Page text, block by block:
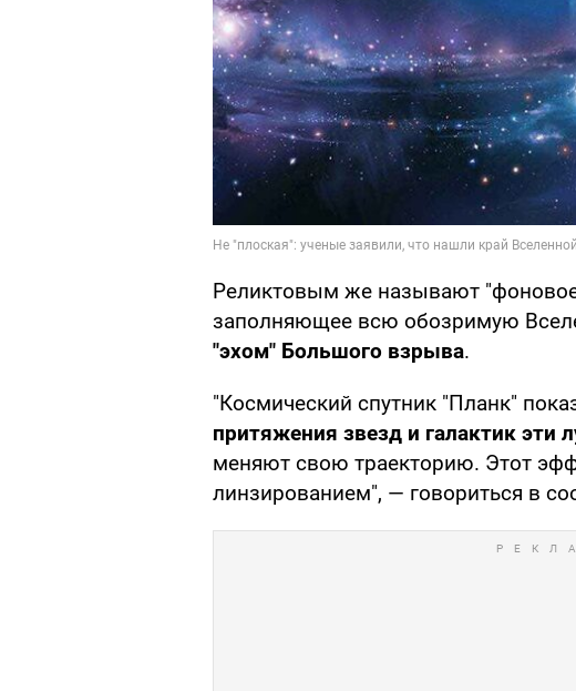
Реликтовым же называют
заполняющее всю обозримую
"эхом" Большого взрыва.
"Космический спутник "Планк"
притяжения звезд и галактик эти
меняют свою траекторию. Этот
линзированием", — говориться в